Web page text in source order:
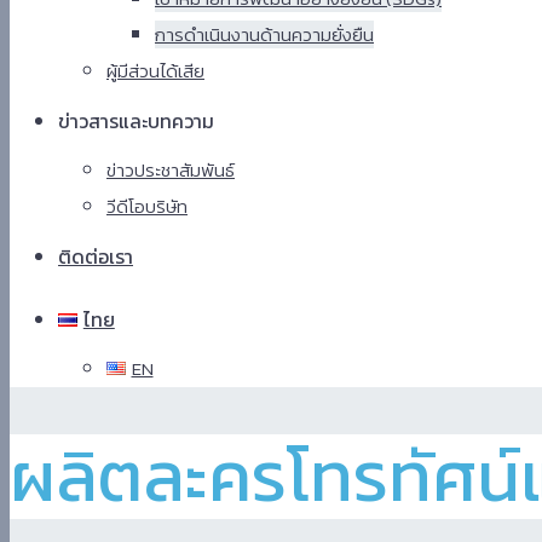
การดำเนินงานด้านความยั่งยืน
ผู้มีส่วนได้เสีย
ข่าวสารและบทความ
ข่าวประชาสัมพันธ์
วีดีโอบริษัท
ติดต่อเรา
ไทย
EN
Film
ผลิตละครโทรทัศน์